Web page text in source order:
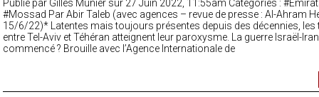
Publié par Gilles Munier sur 27 Juin 2022, 11:55am Catégories :
#Mossad Par Abir Taleb (avec agences – revue de presse : Al-Ahram
15/6/22)* Latentes mais toujours présentes depuis des décennies, les
entre Tel-Aviv et Téhéran atteignent leur paroxysme. La guerre Israël-
commencé ? Brouille avec l’Agence Internationale de